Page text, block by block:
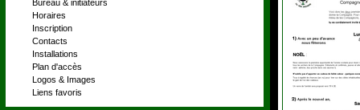
Bureau & initiateurs
Horaires
Inscription
Contacts
Installations
Plan d'accès
Logos & Images
Liens favoris